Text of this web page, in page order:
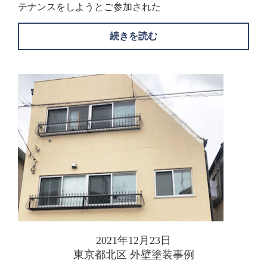
テナンスをしようとご参加された
続きを読む
2021年12月23日
東京都北区 外壁塗装事例